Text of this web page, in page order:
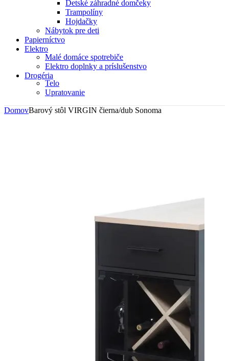
Detské záhradné domčeky
Trampolíny
Hojdačky
Nábytok pre deti
Papierníctvo
Elektro
Malé domáce spotrebiče
Elektro doplnky a príslušenstvo
Drogéria
Telo
Upratovanie
DomovBarový stôl VIRGIN čierna/dub Sonoma